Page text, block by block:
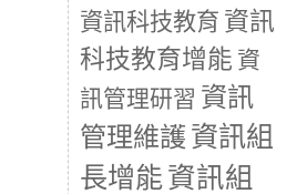
資訊科技教育 資訊
科技教育增能 資
訊管理研習 資訊
管理維護 資訊組
長增能資訊組